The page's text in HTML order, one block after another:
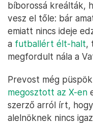
bíborossá kreálták,
vesz el tőle: bár
emiatt nincs ideje
a futballért élt-halt,
megfordult nála a
Prevost még
megosztott az X-en
szerző arról írt,
alelnöknek nincs